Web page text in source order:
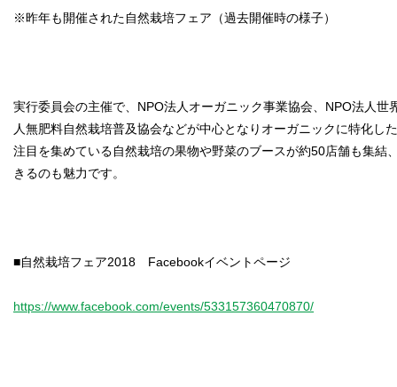
※昨年も開催された自然栽培フェア（過去開催時の様子）
実行委員会の主催で、NPO法人オーガニック事業協会、NPO法人世
人無肥料自然栽培普及協会などが中心となりオーガニックに特化し
注目を集めている自然栽培の果物や野菜のブースが約50店舗も集結
きるのも魅力です。
■自然栽培フェア2018 Facebookイベントページ
https://www.facebook.com/events/533157360470870/